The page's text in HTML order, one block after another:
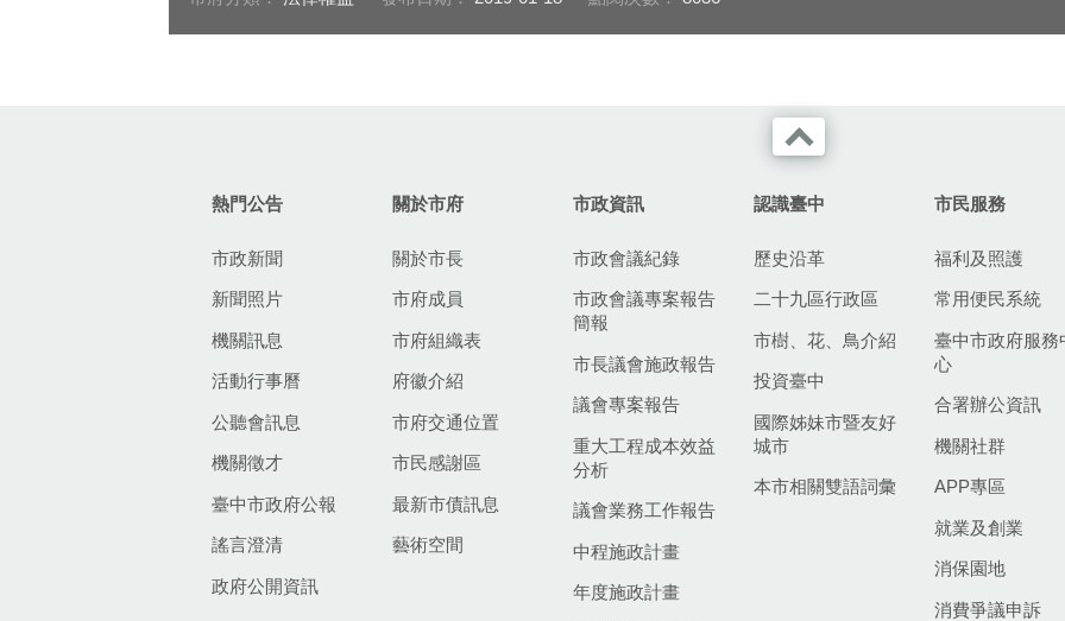
熱門公告
市政新聞
新聞照片
機關訊息
活動行事曆
公聽會訊息
機關徵才
臺中市政府公報
謠言澄清
政府公開資訊
關於市府
關於市長
市府成員
市府組織表
府徽介紹
市府交通位置
市民感謝區
最新市債訊息
藝術空間
市政資訊
市政會議紀錄
市政會議專案報告
簡報
市長議會施政報告
議會專案報告
重大工程成本效益
分析
議會業務工作報告
中程施政計畫
年度施政計畫
認識臺中
歷史沿革
二十九區行政區
市樹、花、鳥介紹
投資臺中
國際姊妹市暨友好
城市
本市相關雙語詞彙
市民服務
福利及照護
常用便民系統
臺中市政府服務
心
合署辦公資訊
機關社群
APP專區
就業及創業
消保園地
消費爭議申訴